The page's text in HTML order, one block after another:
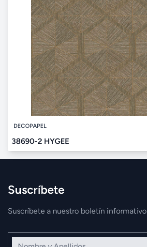
DECOPAPEL
38690-2 HYGEE
Suscríbete
Suscríbete a nuestro boletín informativo
Nombre y Apellidos